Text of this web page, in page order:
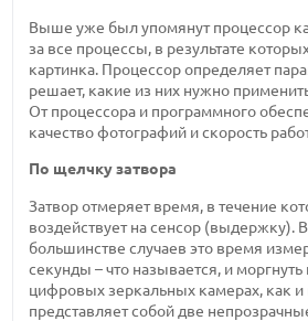
Выше уже был упомянут процессор
за все процессы, в результате
картинка. Процессор определяет
решает, какие из них нужно
От процессора и программного
качество фотографий и скорость
По щелчку затвора
Затвор отмеряет время, в течение
воздействует на сенсор
большинстве случаев это время
секунды – что называется, и
цифровых зеркальных камерах, как и
представляет собой две